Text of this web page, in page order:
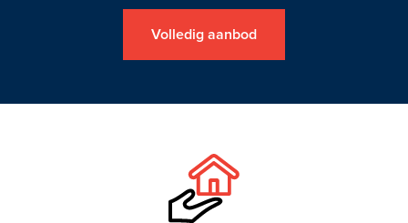
onvolkomenheden in de vermelde gegevens kunnen geen
rechten worden ontleend/maten zijn indicatief.
Volledig aanbod